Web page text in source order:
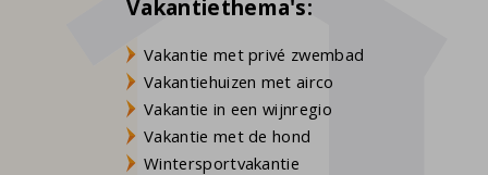
Vakantiethema's:
Vakantie met privé zwembad
Vakantiehuizen met airco
Vakantie in een wijnregio
Vakantie met de hond
Wintersportvakantie